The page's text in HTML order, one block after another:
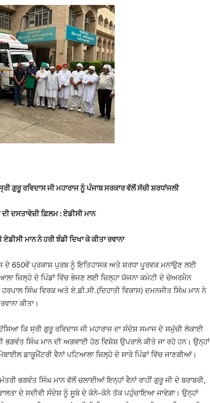
ਗੁਰੂ ਰਵਿਦਾਸ ਜੀ ਮਹਾਰਾਜ ਨੂੰ ਪੰਜਾਬ ਸਰਕਾਰ ਵੱਲੋਂ ਸੱਚੀ ਸ਼ਰਧਾਂਜਲੀ
ਦਸਤਾਵੇਜ਼ੀ ਫ਼ਿਲਮ : ਏਡੀਸੀ ਮਾਨ
ਮਾਨ ਨੇ ਹਰੀ ਝੰਡੀ ਦਿਖਾ ਕੇ ਕੀਤਾ ਰਵਾਨਾ
ਦੇ 650ਵੇਂ ਪ੍ਰਕਾਸ਼ ਪੁਰਬ ਨੂੰ ਇਤਿਹਾਸਕ ਅਤੇ ਸ਼ਰਧਾ ਪੂਰਵਕ ਮਨਾਉਣ ਲਈ
ਜ਼ਿਲ੍ਹੇ ਦੇ ਪਿੰਡਾਂ ਵਿੱਚ ਭੇਜਣ ਲਈ ਜ਼ਿਲ੍ਹਾ ਯੋਜਨਾ ਕਮੇਟੀ ਦੇ ਚੇਅਰਮੈਨ
ਸਿੰਘ ਵਿਰਕ ਅਤੇ ਏ.ਡੀ.ਸੀ.(ਦਿਹਾਤੀ ਵਿਕਾਸ) ਦਮਨਜੀਤ ਸਿੰਘ ਮਾਨ ਨੇ
ਕੀਤਾ।
ਕਿ ਸ੍ਰੀ ਗੁਰੂ ਰਵਿਦਾਸ ਜੀ ਮਹਾਰਾਜ ਦਾ ਸੰਦੇਸ਼ ਸਮਾਜ ਦੇ ਸਮੁੱਚੀ ਲੋਕਾਈ
ਸਿੰਘ ਮਾਨ ਦੀ ਅਗਵਾਈ ਹੇਠ ਵਿਸ਼ੇਸ਼ ਉਪਰਾਲੇ ਕੀਤੇ ਜਾ ਰਹੇ ਹਨ। ਉਨ੍ਹਾਂ
ਡਾਕੂਮੈਂਟਰੀ ਵੈਨਾਂ ਪਟਿਆਲਾ ਜ਼ਿਲ੍ਹੇ ਦੇ ਸਾਰੇ ਪਿੰਡਾਂ ਵਿੱਚ ਜਾਣਗੀਆਂ।
ਭਗਵੰਤ ਸਿੰਘ ਮਾਨ ਵੱਲੋਂ ਚਲਾਈਆਂ ਇਨ੍ਹਾਂ ਵੈਨਾਂ ਰਾਹੀਂ ਗੁਰੂ ਜੀ ਦੇ ਬਰਾਬਰੀ,
ਦੇ ਸਦੀਵੀ ਸੰਦੇਸ਼ ਨੂੰ ਸੂਬੇ ਦੇ ਕੋਨੇ-ਕੋਨੇ ਤੱਕ ਪਹੁੰਚਾਇਆ ਜਾਵੇਗਾ। ਉਨ੍ਹਾਂ